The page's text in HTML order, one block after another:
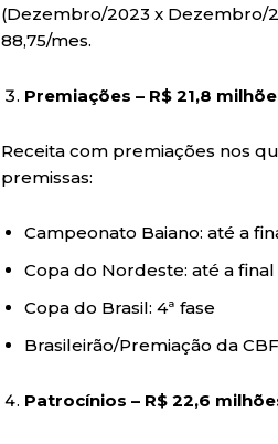
(Dezembro/2023 x Dezembro/
88,75/mes.
Premiações – R$ 21,8
Receita com premiações nos
premissas:
Campeonato Baiano: até a
Copa do Nordeste: até a final
Copa do Brasil: 4ª fase
Brasileirão/Premiação da
Patrocínios – R$ 22,6